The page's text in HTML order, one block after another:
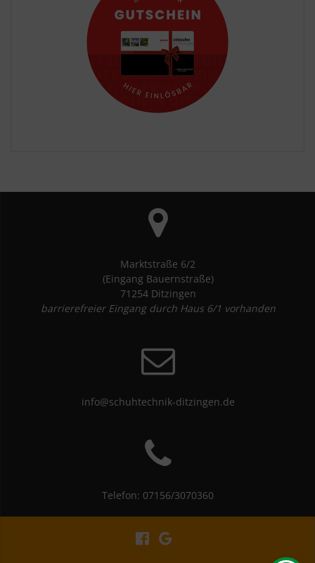
Marktstraße 6/2
(Eingang Bauernstraße)
71254 Ditzingen
barrierefreier Eingang durch Haus 6/1 vorhanden
info@schuhtechnik-ditzingen.de
Telefon: 07156/3070360